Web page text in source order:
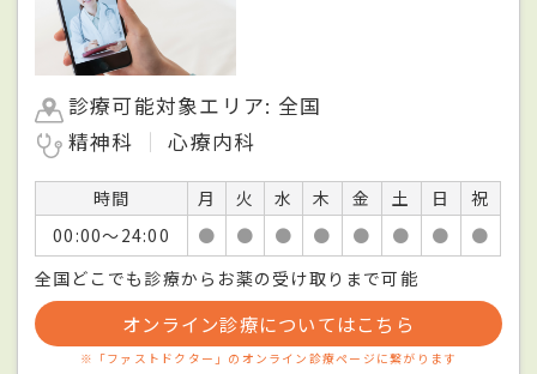
診療可能対象エリア: 全国
精神科
心療内科
時間 月 火 水 木 金 土 日
祝
00:00〜24:00
● ● ● ● ● ● ●
●
全国どこでも診療からお薬の受け取りまで可能
オンライン診療についてはこちら
※「ファストドクター」のオンライン診療ページに繋がります